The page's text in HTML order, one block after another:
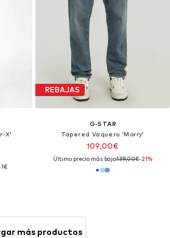
X'
REBAJAS
G-STAR
Tapered Vaquero 'Morry'
109,00€
Último precio más bajo:139,00€-21%
más productos